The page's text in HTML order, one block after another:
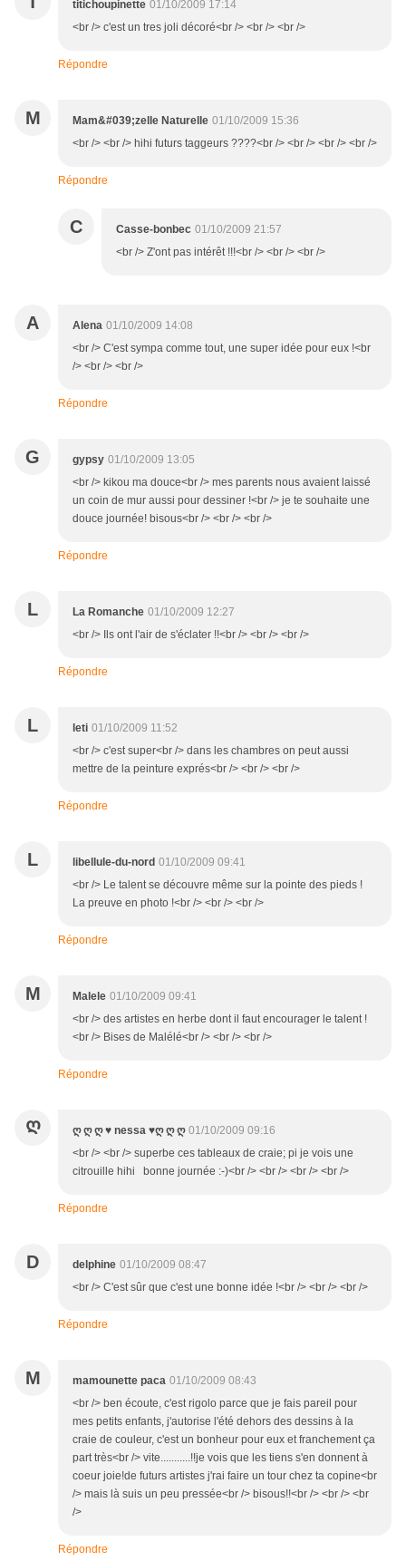
titichoupinette 01/10/2009 17:14
<br /> c'est un tres joli décoré<br /> <br /> <br />
Répondre
M Mam&#039;zelle Naturelle 01/10/2009 15:36
<br /> <br /> hihi futurs taggeurs ????<br /> <br /> <br /> <br />
Répondre
C Casse-bonbec 01/10/2009 21:57
<br /> Z'ont pas intérêt !!!<br /> <br /> <br />
A Alena 01/10/2009 14:08
<br /> C'est sympa comme tout, une super idée pour eux !<br
/> <br /> <br />
Répondre
G gypsy 01/10/2009 13:05
<br /> kikou ma douce<br /> mes parents nous avaient laissé
un coin de mur aussi pour dessiner !<br /> je te souhaite une
douce journée! bisous<br /> <br /> <br />
Répondre
L La Romanche 01/10/2009 12:27
<br /> Ils ont l'air de s'éclater !!<br /> <br /> <br />
Répondre
L leti 01/10/2009 11:52
<br /> c'est super<br /> dans les chambres on peut aussi
mettre de la peinture exprés<br /> <br /> <br />
Répondre
L libellule-du-nord 01/10/2009 09:41
<br /> Le talent se découvre même sur la pointe des pieds !
La preuve en photo !<br /> <br /> <br />
Répondre
M Malele 01/10/2009 09:41
<br /> des artistes en herbe dont il faut encourager le talent !
<br /> Bises de Malélé<br /> <br /> <br />
Répondre
Ღ ღ ღ ღ ♥ nessa ♥ღ ღ ღ 01/10/2009 09:16
<br /> <br /> superbe ces tableaux de craie; pi je vois une
citrouille hihi bonne journée :-)<br /> <br /> <br /> <br />
Répondre
D delphine 01/10/2009 08:47
<br /> C'est sûr que c'est une bonne idée !<br /> <br /> <br />
Répondre
M mamounette paca 01/10/2009 08:43
<br /> ben écoute, c'est rigolo parce que je fais pareil pour
mes petits enfants, j'autorise l'été dehors des dessins à la
craie de couleur, c'est un bonheur pour eux et franchement ça
part très<br /> vite...........!!je vois que les tiens s'en donnent à
coeur joie!de futurs artistes j'rai faire un tour chez ta copine<br
/> mais là suis un peu pressée<br /> bisous!!<br /> <br /> <br
/>
Répondre